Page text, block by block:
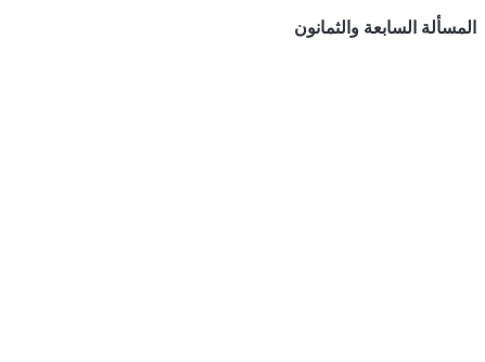
المسألة السابعة والثمانون